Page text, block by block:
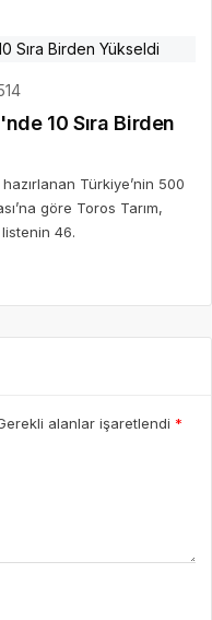
10 Sıra Birden
Türkiye’nin 500
göre Toros Tarım,
46.
alanlar işaretlendi *